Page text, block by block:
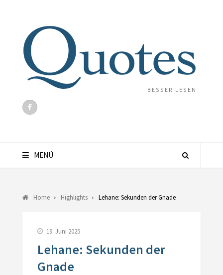
BESSER LESEN
MENÜ
Home Highlights Lehane: Sekunden der Gnade
19. Juni 2025
Lehane: Sekunden der
Gnade